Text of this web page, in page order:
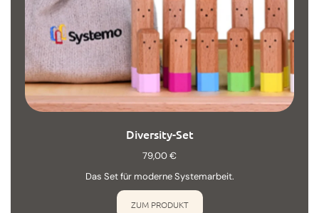
Diversity-Set
79,00€
Das Set für moderne Systemarbeit.
ZUM PRODUKT